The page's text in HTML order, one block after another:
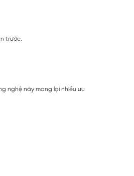
trước.
nghệ này mang lại nhiều ưu